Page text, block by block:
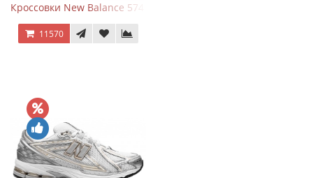
Кроссовки New Balance 574 Classic Blue White Leather
11570